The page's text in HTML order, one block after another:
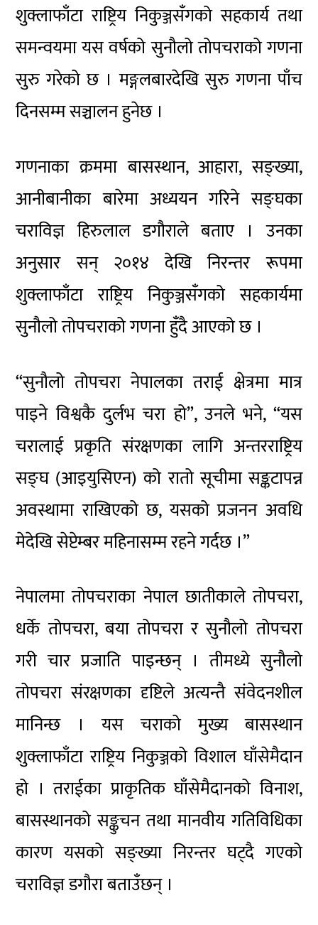
शुक्लाफाँटा राष्ट्रिय निकुञ्जसँगको सहकार्य तथा
समन्वयमा यस वर्षको सुनौलो तोपचराको गणना
सुरु गरेको छ । मङ्गलबारदेखि सुरु गणना पाँच
दिनसम्म सञ्चालन हुनेछ ।
गणनाका क्रममा बासस्थान, आहारा, सङ्ख्या,
आनीबानीका बारेमा अध्ययन गरिने सङ्घका
चराविज्ञ हिरुलाल डगौराले बताए । उनका
अनुसार सन् २०१४ देखि निरन्तर रूपमा
शुक्लाफाँटा राष्ट्रिय निकुञ्जसँगको सहकार्यमा
सुनौलो तोपचराको गणना हुँदै आएको छ ।
“सुनौलो तोपचरा नेपालका तराई क्षेत्रमा मात्र
पाइने विश्वकै दुर्लभ चरा हो”, उनले भने, “यस
चरालाई प्रकृति संरक्षणका लागि अन्तरराष्ट्रिय
सङ्घ (आइयुसिएन) को रातो सूचीमा सङ्कटापन्न
अवस्थामा राखिएको छ, यसको प्रजनन अवधि
मेदेखि सेप्टेम्बर महिनासम्म रहने गर्दछ ।”
नेपालमा तोपचराका नेपाल छातीकाले तोपचरा,
धर्के तोपचरा, बया तोपचरा र सुनौलो तोपचरा
गरी चार प्रजाति पाइन्छन् । तीमध्ये सुनौलो
तोपचरा संरक्षणका दृष्टिले अत्यन्तै संवेदनशील
मानिन्छ । यस चराको मुख्य बासस्थान
शुक्लाफाँटा राष्ट्रिय निकुञ्जको विशाल घाँसेमैदान
हो । तराईका प्राकृतिक घाँसेमैदानको विनाश,
बासस्थानको सङ्कुचन तथा मानवीय गतिविधिका
कारण यसको सङ्ख्या निरन्तर घट्दै गएको
चराविज्ञ डगौरा बताउँछन् ।